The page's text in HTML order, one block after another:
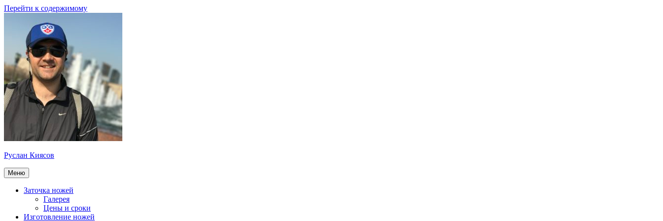
Перейти к содержимому
Руслан Киясов
Меню
Заточка ножей
Галерея
Цены и сроки
Изготовление ножей